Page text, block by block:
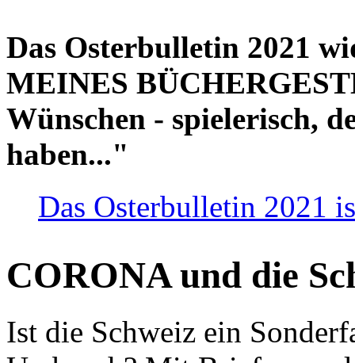
Das Osterbulletin 2021
MEINES
Wünschen - spielerisch,
haben..."
Das Osterbulletin 2021
CORONA und die
Ist die Schweiz ein